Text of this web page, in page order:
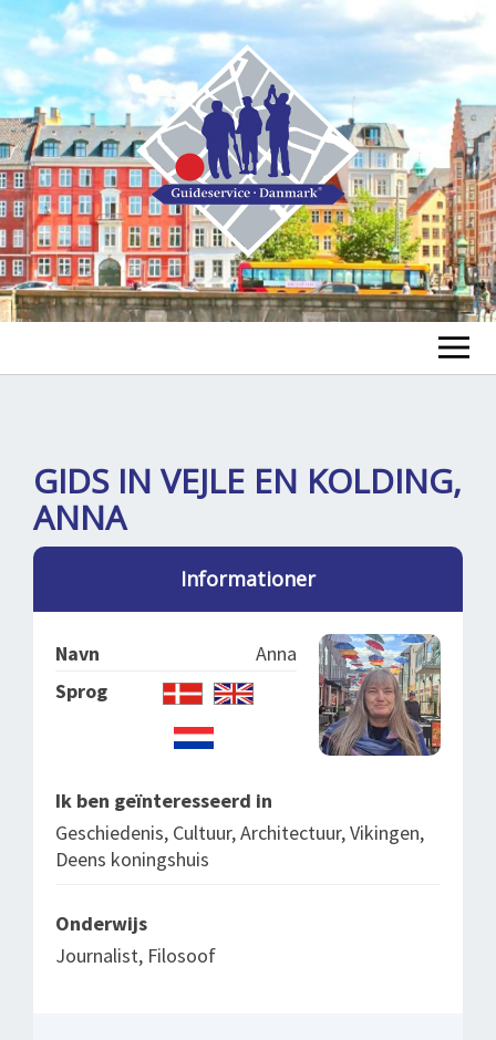
SPLENDID SPOTS
BOOKING
ABOUT US
LOG IND
GIDS IN VEJLE EN KOLDING,
ANNA
Informationer
Navn
Anna
Sprog
Ik ben geïnteresseerd in
Geschiedenis, Cultuur, Architectuur, Vikingen,
Deens koningshuis
Onderwijs
Journalist, Filosoof